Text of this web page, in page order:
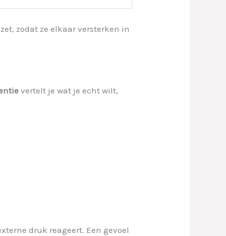
zodat ze elkaar versterken in
vertelt je wat je echt wilt,
druk reageert. Een gevoel